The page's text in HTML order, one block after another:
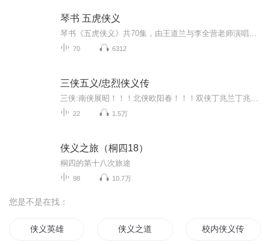
琴书 五虎侠义
70 6312
三侠五义/忠烈侠义传
22 1.5万
侠义之旅（桐四18）
桐四的第十八次旅途
98 10.7万
您是不是在找：
侠义英雄 侠义之道 校内侠义传